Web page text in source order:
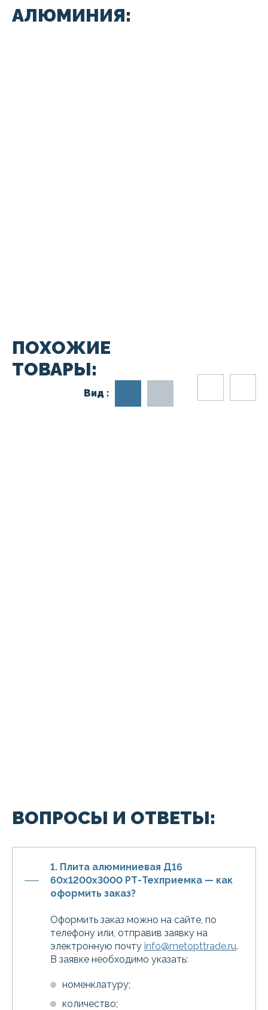
АЛЮМИНИЯ:
ПОХОЖИЕ
ТОВАРЫ:
Вид :
ВОПРОСЫ И ОТВЕТЫ:
1. Плита алюминиевая Д16
60х1200х3000 РТ-Техприемка — как
оформить заказ?
Оформить заказ можно на сайте, по
телефону или, отправив заявку на
электронную почту info@metopttrade.ru.
В заявке необходимо указать:
номенклатуру;
количество;